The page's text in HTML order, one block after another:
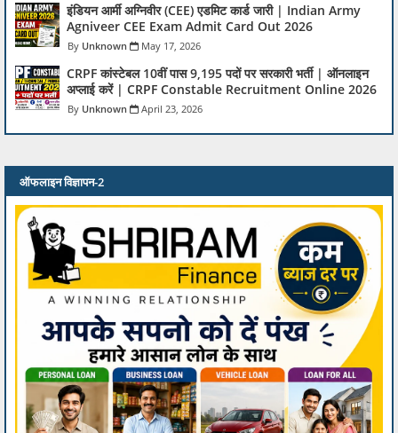
इंडियन आर्मी अग्निवीर (CEE) एडमिट कार्ड जारी | Indian Army
Agniveer CEE Exam Admit Card Out 2026
Unknown May 17, 2026
CRPF कांस्टेबल 10वीं पास 9,195 पदों पर सरकारी भर्ती | ऑनलाइन
अप्लाई करें | CRPF Constable Recruitment Online 2026
Unknown April 23, 2026
ऑफलाइन विज्ञापन-2